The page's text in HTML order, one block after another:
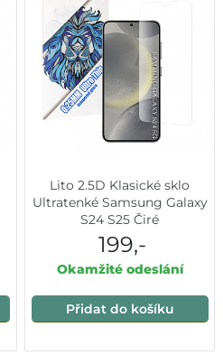
Lito 2.5D Klasické sklo
Ultratenké Samsung Galaxy
S24 S25 Čiré
199,-
Okamžité odeslání
Přidat do košíku